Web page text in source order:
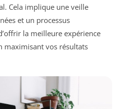
Cela implique une veille
et un processus
la meilleure expérience
maximisant vos résultats